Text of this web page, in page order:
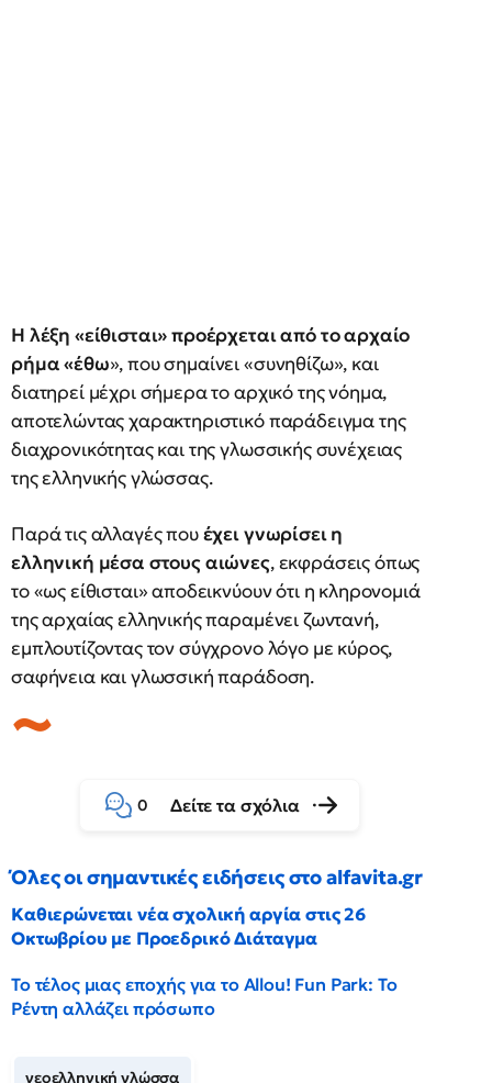
Η λέξη «είθισται» προέρχεται από το αρχαίο
ρήμα «έθω», που σημαίνει «συνηθίζω», και
διατηρεί μέχρι σήμερα το αρχικό της νόημα,
αποτελώντας χαρακτηριστικό παράδειγμα της
διαχρονικότητας και της γλωσσικής συνέχειας
της ελληνικής γλώσσας.
Παρά τις αλλαγές πουέχει γνωρίσει η
ελληνική μέσα στους αιώνες, εκφράσεις όπως
το «ως είθισται» αποδεικνύουν ότι η κληρονομιά
της αρχαίας ελληνικής παραμένει ζωντανή,
εμπλουτίζοντας τον σύγχρονο λόγο με κύρος,
σαφήνεια και γλωσσική παράδοση.
0 Δείτε τα σχόλια
Όλες οι σημαντικές ειδήσεις στο alfavita.gr
Καθιερώνεται νέα σχολική αργία στις 26
Οκτωβρίου με Προεδρικό Διάταγμα
Το τέλος μιας εποχής για το Allou! Fun Park: Το
Ρέντη αλλάζει πρόσωπο
νεοελληνική γλώσσα